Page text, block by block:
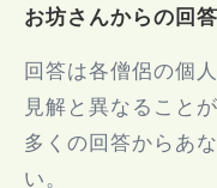
お坊さんからの回
回答は各僧侶の個
見解と異なること
多くの回答からあ
い。